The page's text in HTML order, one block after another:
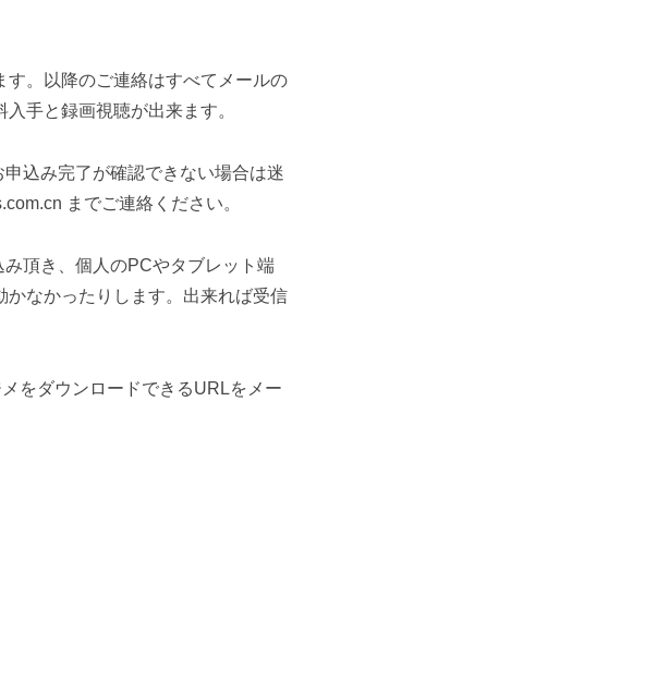
す。以降のご連絡はすべてメールの
手と録画視聴が出来ます。
申込み完了が確認できない場合は迷
までご連絡ください。
み頂き、個人のPCやタブレット端
なかったりします。出来れば受信
メをダウンロードできるURLをメー